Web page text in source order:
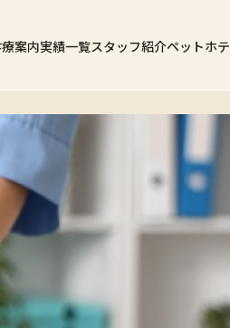
案内実績一覧スタッフ紹介ペットホ